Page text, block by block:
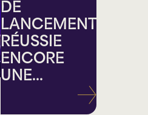
DE
LANCEMENT
RÉUSSIE
ENCORE
UNE...